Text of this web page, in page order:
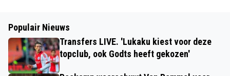
Populair Nieuws
Transfers LIVE. 'Lukaku kiest voor deze
topclub, ook Godts heeft gekozen'